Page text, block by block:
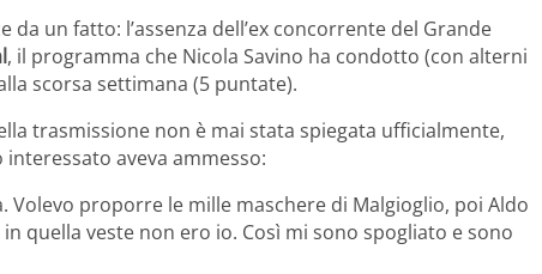
un fatto: l’assenza dell’ex concorrente del Grande
, il programma che Nicola Savino ha condotto (con alterni
scorsa settimana (5 puntate).
trasmissione non è mai stata spiegata ufficialmente,
aveva ammesso:
proporre le mille maschere di Malgioglio, poi Aldo
quella veste non ero io. Così mi sono spogliato e sono